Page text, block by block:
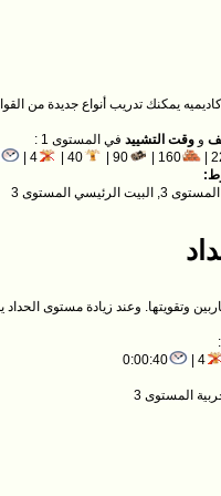
يمكنك تدريب أنواع جديدة من
و وقت التشييد في المستوى 1 :
160 |
90 |
40 |
4 |
البيت الرئيسي المستوى 3
وتقويتها. وعند زيادة مستوى
4 |
0:00:40